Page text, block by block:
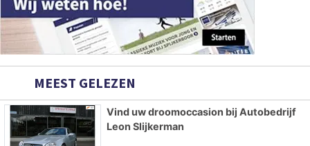
MEEST GELEZEN
Vind uw droomoccasion bij Autobedrijf
Leon Slijkerman